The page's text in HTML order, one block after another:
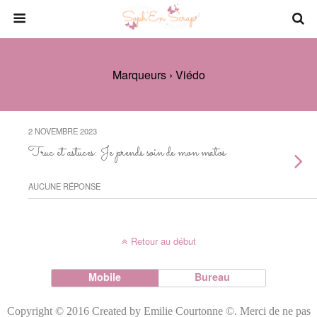
Marqueurs › Viédo
2 NOVEMBRE 2023
Truc et astuces: Je prends soin de mon matos
AUCUNE RÉPONSE
Retour au début
Mobile Bureau
Copyright © 2016 Created by Emilie Courtonne ©. Merci de ne pas